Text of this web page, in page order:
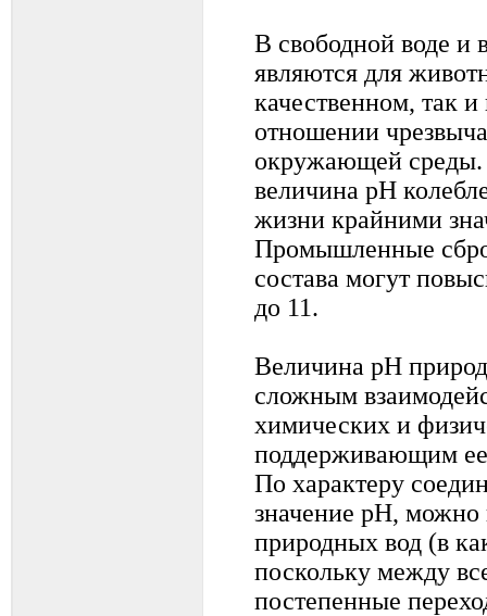
В свободной воде и
являются для
качественном, так
отношении
окружающей среды.
величина рН
жизни крайними
Промышленные
состава могут
до 11.
Величина рН
сложным
химических и
поддерживающим
По характеру
значение рН,
природных вод (в
поскольку между
постепенные